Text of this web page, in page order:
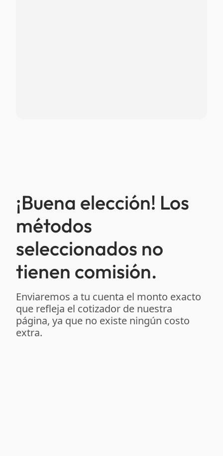
¡Buena elección! Los
métodos
seleccionados no
tienen comisión.
Enviaremos a tu cuenta el monto exacto
que refleja el cotizador de nuestra
página, ya que no existe ningún costo
extra.